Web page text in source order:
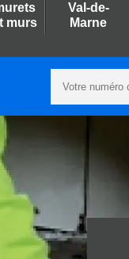
murs
Val-de-
Marne